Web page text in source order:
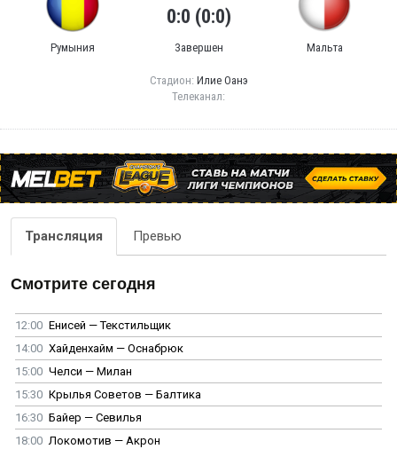
Румыния
0:0 (0:0)
Завершен Мальта
Стадион: Илие Оанэ
Телеканал:
Трансляция Превью
Смотрите сегодня
12:00 Енисей — Текстильщик
14:00 Хайденхайм — Оснабрюк
15:00 Челси — Милан
15:30 Крылья Советов — Балтика
16:30 Байер — Севилья
18:00 Локомотив — Акрон